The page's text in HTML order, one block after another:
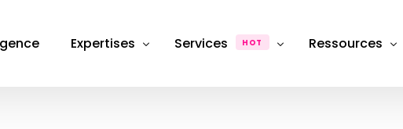
Expertises Services HOT Ressources